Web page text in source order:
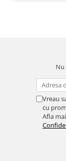
Vreau
cu
Afla